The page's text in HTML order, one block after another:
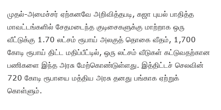
முதல்-அமைச்சர் ஏற்கனவே அறிவித்தபடி, கஜா புயல் பாதித்த
மாவட்டங்களில் சேதமடைந்த குடிசைகளுக்கு மாற்றாக ஒரு
வீட்டுக்கு 1.70 லட்சம் ரூபாய் அலகுத் தொகை வீதம், 1,700
கோடி ரூபாய் திட்ட மதிப்பீட்டில், ஒரு லட்சம் வீடுகள் கட்டுவதற்கான
பணிகளை இந்த அரசு மேற்கொண்டுள்ளது. இத்திட்டச் செலவின்
720 கோடி ரூபாயை மத்திய அரசு தனது பங்காக ஏற்றுக்
கொள்ளும்.